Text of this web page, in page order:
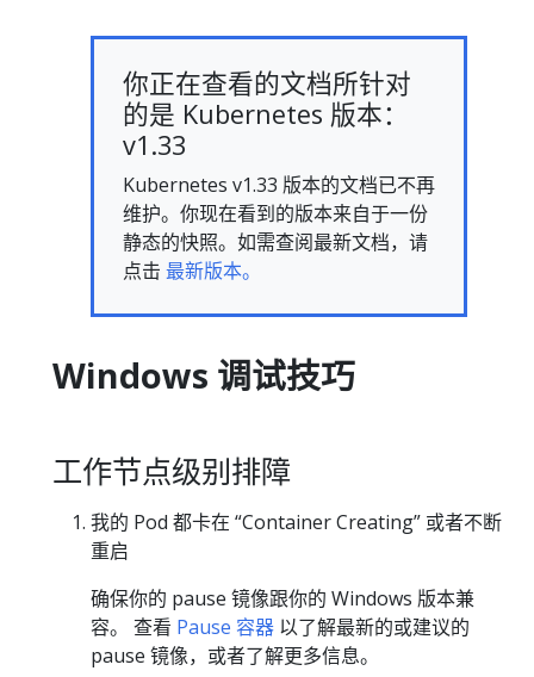
你正在查看的文档所针对
的是 Kubernetes 版本：
v1.33
Kubernetes v1.33 版本的文档已不再
维护。你现在看到的版本来自于一份
静态的快照。如需查阅最新文档，请
点击 最新版本。
Windows 调试技巧
工作节点级别排障
我的 Pod 都卡在 “Container Creating” 或者不断
重启
确保你的 pause 镜像跟你的 Windows 版本兼
容。 查看 Pause 容器 以了解最新的或建议的
pause 镜像，或者了解更多信息。